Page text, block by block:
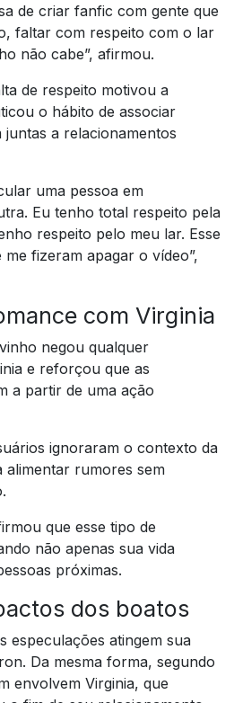
de criar fanfic com gente que
faltar com respeito com o lar
não cabe”, afirmou.
de respeito motivou a
o hábito de associar
a relacionamentos
uma pessoa em
Eu tenho total respeito pela
respeito pelo meu lar. Esse
fizeram apagar o vídeo”,
com Virginia
negou qualquer
e reforçou que as
a partir de uma ação
ignoraram o contexto da
alimentar rumores sem
que esse tipo de
não apenas sua vida
próximas.
dos boatos
especulações atingem sua
Da mesma forma, segundo
envolvem Virginia, que